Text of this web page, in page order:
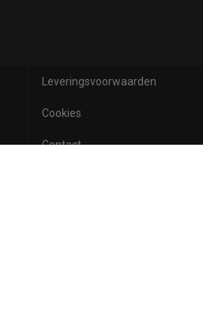
Leveringsvoorwaarden
Cookies
Contact